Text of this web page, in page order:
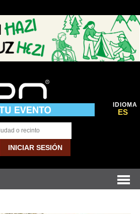
IDIOMA
ES
INICIAR SESIÓN